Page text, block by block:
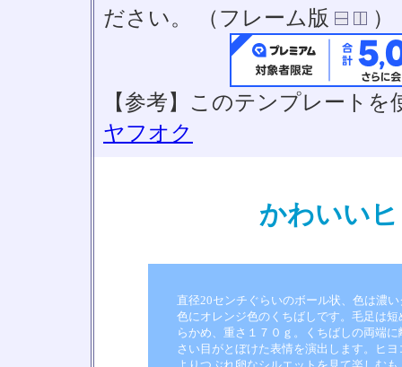
ださい。 （フレーム版
）
【参考】このテンプレート
ヤフオク
かわいい
直径20センチぐらいのボール状、色は濃
色にオレンジ色のくちばしです。毛足は短
らかめ、重さ１７０ｇ。くちばしの両端に
さい目がとぼけた表情を演出します。ヒヨ